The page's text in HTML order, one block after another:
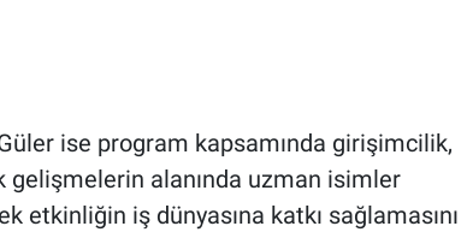
ise program kapsamında girişimcilik,
gelişmelerin alanında uzman isimler
iş dünyasına katkı sağlamasını